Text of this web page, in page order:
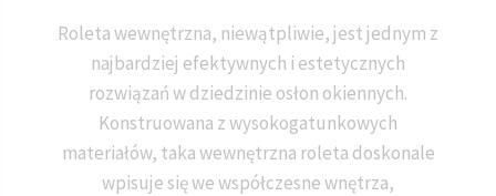
Roleta wewnętrzna, niewątpliwie, jest jednym z
najbardziej efektywnych i estetycznych
rozwiązań w dziedzinie osłon okiennych.
Konstruowana z wysokogatunkowych
materiałów, taka wewnętrzna roleta doskonale
wpisuje się we współczesne wnętrza,